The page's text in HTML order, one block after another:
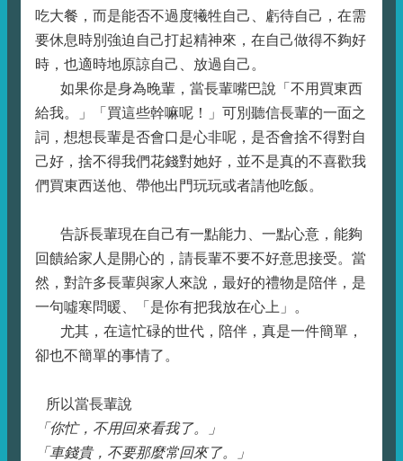
吃大餐，而是能否不過度犧牲自己、虧待自己，在需
要休息時別強迫自己打起精神來，在自己做得不夠好
時，也適時地原諒自己、放過自己。
如果你是身為晚輩，當長輩嘴巴說「不用買東西
給我。」「買這些幹嘛呢！」可別聽信長輩的一面之
詞，想想長輩是否會口是心非呢，是否會捨不得對自
己好，捨不得我們花錢對她好，並不是真的不喜歡我
們買東西送他、帶他出門玩玩或者請他吃飯。
告訴長輩現在自己有一點能力、一點心意，能夠
回饋給家人是開心的，請長輩不要不好意思接受。當
然，對許多長輩與家人來說，最好的禮物是陪伴，是
一句噓寒問暖、「是你有把我放在心上」。
尤其，在這忙碌的世代，陪伴，真是一件簡單，
卻也不簡單的事情了。
所以當長輩說
「你忙，不用回來看我了。」
「車錢貴，不要那麼常回來了。」